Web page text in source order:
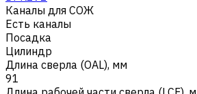
Каналы для СОЖ
Есть каналы
Посадка
Цилиндр
Длина сверла (OAL), мм
91